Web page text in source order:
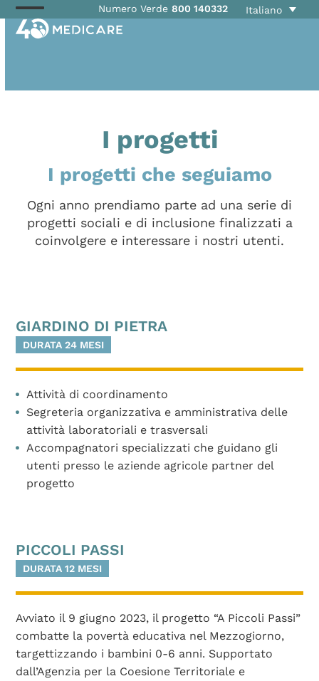
Skip
Numero Verde 800 140332 Italiano
Open
mobile
Close
mobile
I progetti
I progetti che seguiamo
Ogni anno prendiamo parte ad una serie di
progetti sociali e di inclusione finalizzati a
coinvolgere e interessare i nostri utenti.
GIARDINO DI PIETRA
DURATA 24 MESI
Attività di coordinamento
Segreteria organizzativa e amministrativa delle
attività laboratoriali e trasversali
Accompagnatori specializzati che guidano gli
utenti presso le aziende agricole partner del
progetto
PICCOLI PASSI
DURATA 12 MESI
Avviato il 9 giugno 2023, il progetto “A Piccoli Passi”
combatte la povertà educativa nel Mezzogiorno,
targettizzando i bambini 0-6 anni. Supportato
dall’Agenzia per la Coesione Territoriale e